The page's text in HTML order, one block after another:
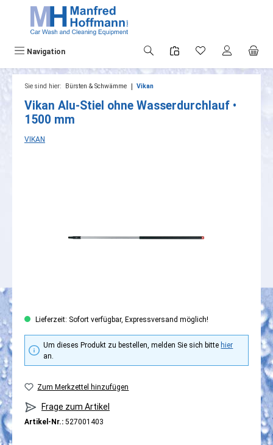
springen
Navigation
Sie sind hier: Bürsten & Schwämme | Vikan
Vikan Alu-Stiel ohne Wasserdurchlauf •
1500 mm
VIKAN
Lieferzeit: Sofort verfügbar, Expressversand möglich!
Um dieses Produkt zu bestellen, melden Sie sich bitte hier
an.
Zum Merkzettel hinzufügen
Frage zum Artikel
Artikel-Nr.: 527001403